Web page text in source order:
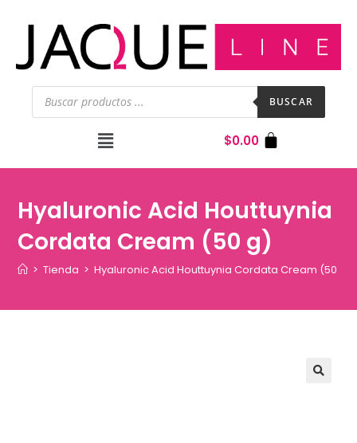
BUSCAR
$0.00
Hyaluronic Acid Houttuynia
Cordata Cream (50 g)
> Tienda > Hyaluronic Acid Houttuynia Cordata Cream (50 g)